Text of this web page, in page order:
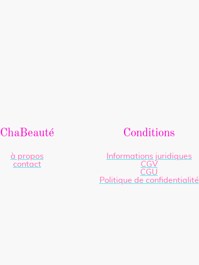
ChaBeauté Conditions
à propos
contact
Informations juridiques
CGV
CGU
Politique de confidentialité